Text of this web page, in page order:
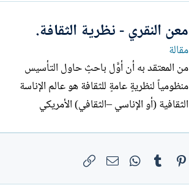
الأمثلة التفصيلية لبيان تركُّبيته وتعدُّدية
الاختصاصات التي تدعم ركائزه منذ لحظات
التأسيس،...
معن النقري - نظرية الثقافة.
مقالة
من المعتقد به أن أوَّل باحثٍ حاول التأسيس
منظومياً لنظريةٍ عامةٍ للثقافة هو عالم الإناسة
الثقافية (أو الإناسي –الثقافي) الأمريكي
دلالاتٍ منظومية وعلمية أكثر رصانةً ودقةً
Reddit
Pinterest
Tumblr
WhatsAppالبريد الإلكتروني